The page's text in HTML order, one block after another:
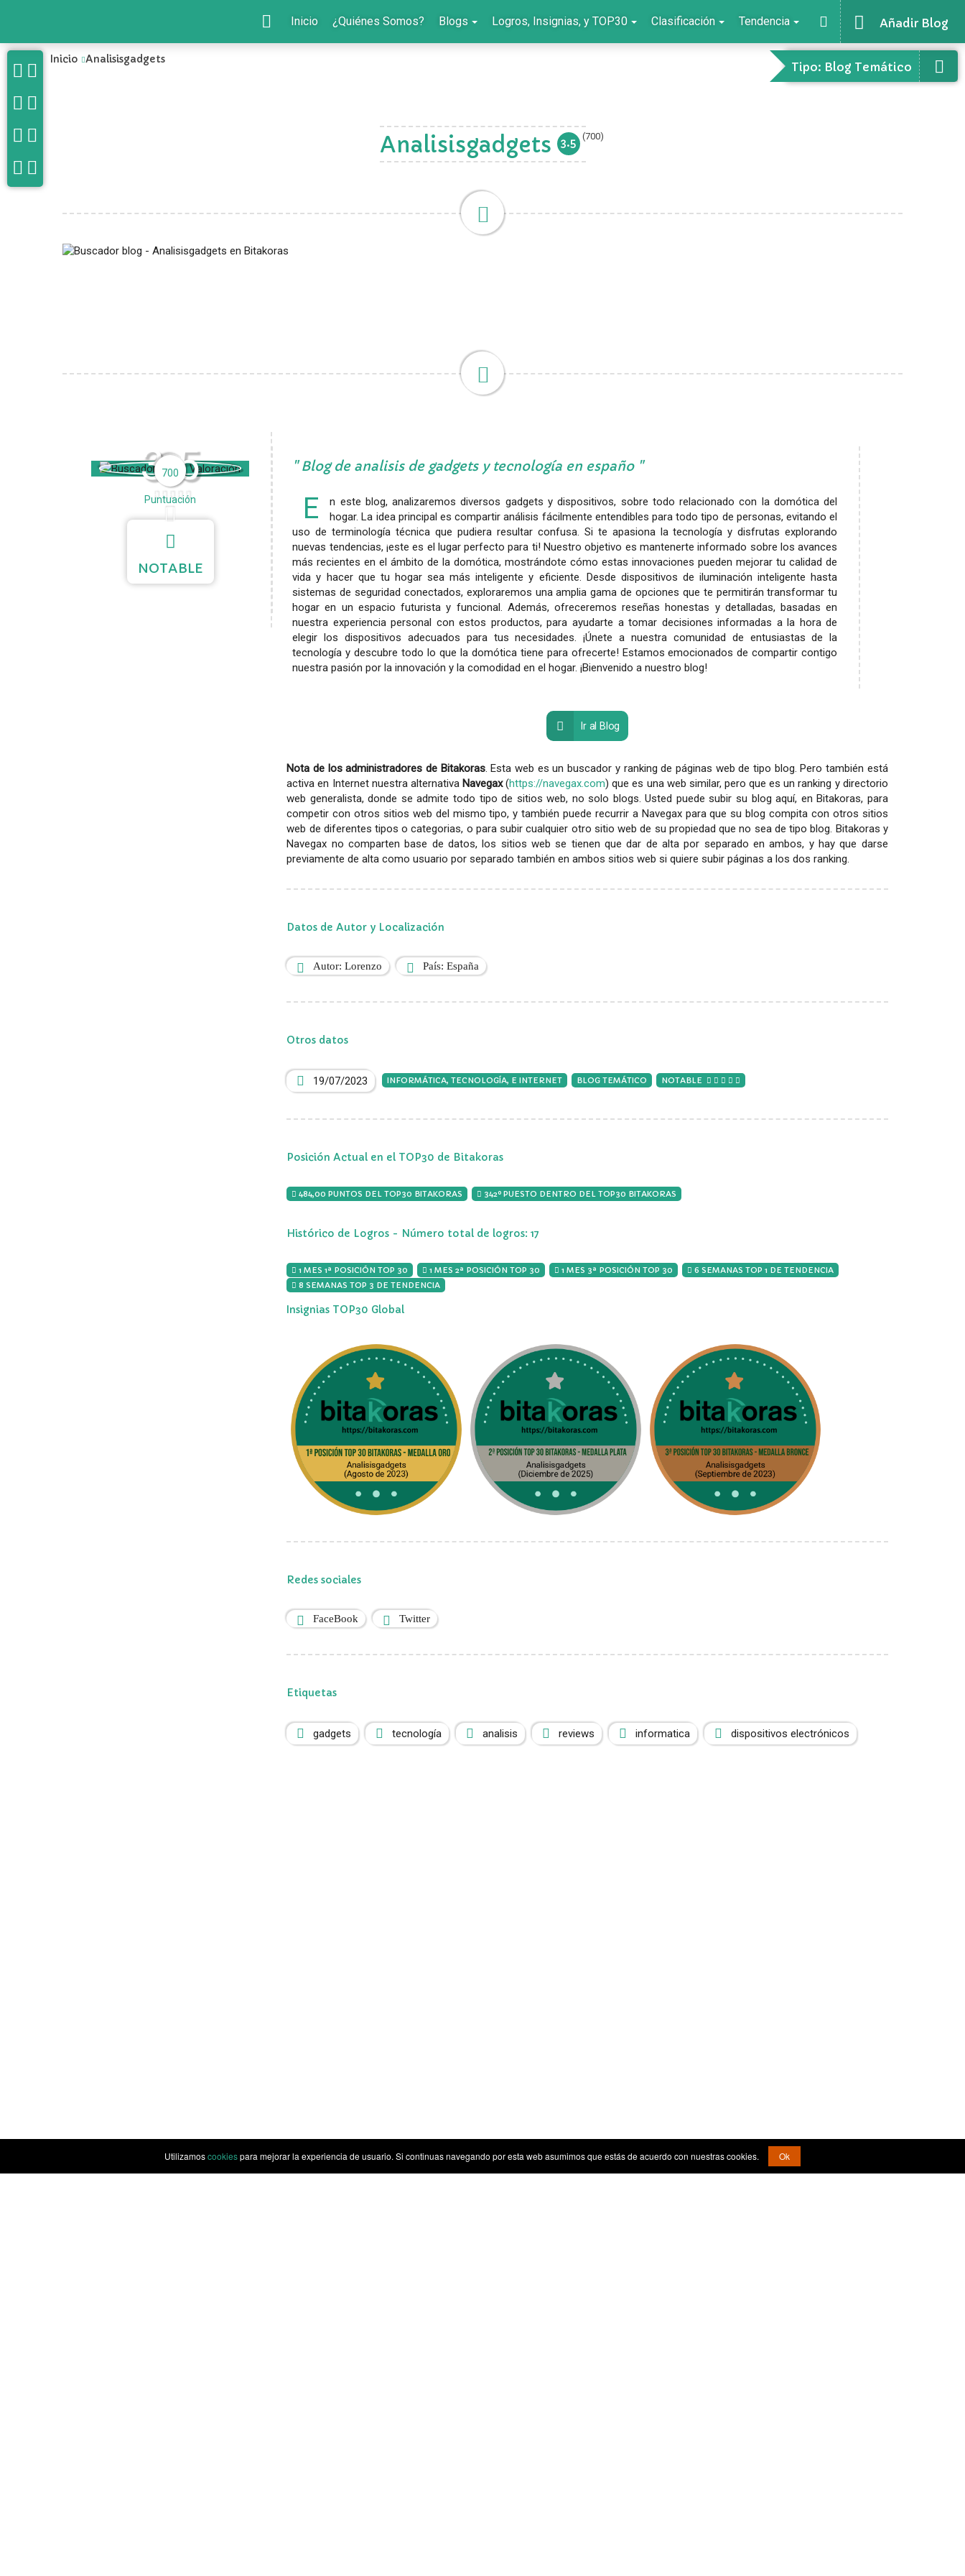
Añadir Blog
Inicio ¿Quiénes Somos? Blogs Logros, Insignias, y TOP30 Clasificación Tendencia
Tipo: Blog Temático
Inicio Analisisgadgets
Analisisgadgets 3.5 (700)
3.5
700
Puntuación
NOTABLE
Blog de analisis de gadgets y tecnología en españo
E
n este blog, analizaremos diversos gadgets y dispositivos, sobre todo relacionado con la domótica del
hogar. La idea principal es compartir análisis fácilmente entendibles para todo tipo de personas, evitando el
uso de terminología técnica que pudiera resultar confusa. Si te apasiona la tecnología y disfrutas explorando
nuevas tendencias, ¡este es el lugar perfecto para ti! Nuestro objetivo es mantenerte informado sobre los avances
más recientes en el ámbito de la domótica, mostrándote cómo estas innovaciones pueden mejorar tu calidad de
vida y hacer que tu hogar sea más inteligente y eficiente. Desde dispositivos de iluminación inteligente hasta
sistemas de seguridad conectados, exploraremos una amplia gama de opciones que te permitirán transformar tu
hogar en un espacio futurista y funcional. Además, ofreceremos reseñas honestas y detalladas, basadas en
nuestra experiencia personal con estos productos, para ayudarte a tomar decisiones informadas a la hora de
elegir los dispositivos adecuados para tus necesidades. ¡Únete a nuestra comunidad de entusiastas de la
tecnología y descubre todo lo que la domótica tiene para ofrecerte! Estamos emocionados de compartir contigo
nuestra pasión por la innovación y la comodidad en el hogar. ¡Bienvenido a nuestro blog!
Ir al Blog
Nota de los administradores de Bitakoras. Esta web es un buscador y ranking de páginas web de tipo blog. Pero también está
activa en Internet nuestra alternativa Navegax(https://navegax.com) que es una web similar, pero que es un ranking y directorio
web generalista, donde se admite todo tipo de sitios web, no solo blogs. Usted puede subir su blog aquí, en Bitakoras, para
competir con otros sitios web del mismo tipo, y también puede recurrir a Navegax para que su blog compita con otros sitios
web de diferentes tipos o categorias, o para subir cualquier otro sitio web de su propiedad que no sea de tipo blog. Bitakoras y
Navegax no comparten base de datos, los sitios web se tienen que dar de alta por separado en ambos, y hay que darse
previamente de alta como usuario por separado también en ambos sitios web si quiere subir páginas a los dos ranking.
Datos de Autor y Localización
Autor: Lorenzo País: España
Otros datos
19/07/2023 INFORMÁTICA, TECNOLOGÍA, E INTERNET BLOG TEMÁTICO NOTABLE
Posición Actual en el TOP30 de Bitakoras
484,00 PUNTOS DEL TOP30 BITAKORAS 342º PUESTO DENTRO DEL TOP30 BITAKORAS
Histórico de Logros - Número total de logros: 17
1 MES 1ª POSICIÓN TOP 30 1 MES 2ª POSICIÓN TOP 30 1 MES 3ª POSICIÓN TOP 30
6 SEMANAS TOP 1 DE TENDENCIA
8 SEMANAS TOP 3 DE TENDENCIA
Insignias TOP30 Global
Redes sociales
FaceBook Twitter
Etiquetas
gadgets tecnología analisis reviews informatica dispositivos electrónicos
Utilizamoscookiespara mejorar la experiencia de usuario. Si continuas navegando por esta web asumimos que estás de acuerdo con nuestras cookies. Ok